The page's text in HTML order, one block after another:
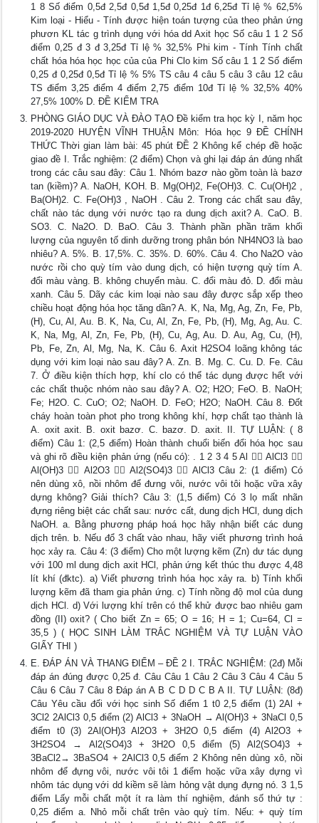
1 8 Số điểm 0,5đ 2,5đ 0,5đ 1,5đ 0,25đ 1đ 6,25đ Tỉ lệ % 62,5%
Kim loại - Hiểu - Tính được hiện toán tượng của theo phản ứng
phươn KL tác g trình dụng với hóa dd Axit học Số câu 1 1 2 Số
điểm 0,25 đ 3 đ 3,25đ Tỉ lệ % 32,5% Phi kim - Tính Tính chất
chất hóa hóa học học của của Phi Clo kim Số câu 1 1 2 Số điểm
0,25 đ 0,25đ 0,5đ Tỉ lệ % 5% TS câu 4 câu 5 câu 3 câu 12 câu
TS điểm 3,25 điểm 4 điểm 2,75 điểm 10đ Tỉ lệ % 32,5% 40%
27,5% 100% D. ĐỀ KIỂM TRA
PHÒNG GIÁO DỤC VÀ ĐÀO TẠO Đề kiểm tra học kỳ I, năm học
2019-2020 HUYỆN VĨNH THUẬN Môn: Hóa học 9 ĐỀ CHÍNH
THỨC Thời gian làm bài: 45 phút ĐỀ 2 Không kể chép đề hoặc
giao đề I. Trắc nghiệm: (2 điểm) Chọn và ghi lại đáp án đúng nhất
trong các câu sau đây: Câu 1. Nhóm bazơ nào gồm toàn là bazơ
tan (kiềm)? A. NaOH, KOH. B. Mg(OH)2, Fe(OH)3. C. Cu(OH)2 ,
Ba(OH)2. C. Fe(OH)3 , NaOH . Câu 2. Trong các chất sau đây,
chất nào tác dụng với nước tạo ra dung dịch axit? A. CaO. B.
SO3. C. Na2O. D. BaO. Câu 3. Thành phần phần trăm khối
lượng của nguyên tố dinh dưỡng trong phân bón NH4NO3 là bao
nhiêu? A. 5%. B. 17,5%. C. 35%. D. 60%. Câu 4. Cho Na2O vào
nước rồi cho quỳ tím vào dung dịch, có hiện tượng quỳ tím A.
đổi màu vàng. B. không chuyển màu. C. đổi màu đỏ. D. đổi màu
xanh. Câu 5. Dãy các kim loại nào sau đây được sắp xếp theo
chiều hoạt động hóa học tăng dần? A. K, Na, Mg, Ag, Zn, Fe, Pb,
(H), Cu, Al, Au. B. K, Na, Cu, Al, Zn, Fe, Pb, (H), Mg, Ag, Au. C.
K, Na, Mg, Al, Zn, Fe, Pb, (H), Cu, Ag, Au. D. Au, Ag, Cu, (H),
Pb, Fe, Zn, Al, Mg, Na, K. Câu 6. Axit H2SO4 loãng không tác
dụng với kim loại nào sau đây? A. Zn. B. Mg. C. Cu. D. Fe. Câu
7. Ở điều kiện thích hợp, khí clo có thể tác dụng được hết với
các chất thuộc nhóm nào sau đây? A. O2; H2O; FeO. B. NaOH;
Fe; H2O. C. CuO; O2; NaOH. D. FeO; H2O; NaOH. Câu 8. Đốt
cháy hoàn toàn phot pho trong không khí, hợp chất tạo thành là
A. oxit axit. B. oxit bazơ. C. bazơ. D. axit. II. TỰ LUẬN: ( 8
điểm) Câu 1: (2,5 điểm) Hoàn thành chuổi biến đổi hóa học sau
và ghi rõ điều kiện phản ứng (nếu có): . 1 2 3 4 5 Al  AlCl3 
Al(OH)3  Al2O3  Al2(SO4)3  AlCl3 Câu 2: (1 điểm) Có
nên dùng xô, nồi nhôm để đưng vôi, nước vôi tôi hoặc vữa xây
dựng không? Giải thích? Câu 3: (1,5 điểm) Có 3 lọ mất nhãn
đựng riêng biệt các chất sau: nước cất, dung dịch HCl, dung dịch
NaOH. a. Bằng phương pháp hoá học hãy nhận biết các dung
dịch trên. b. Nếu đổ 3 chất vào nhau, hãy viết phương trình hoá
học xảy ra. Câu 4: (3 điểm) Cho một lượng kẽm (Zn) dư tác dụng
với 100 ml dung dịch axit HCl, phản ứng kết thúc thu được 4,48
lít khí (đktc). a) Viết phương trình hóa học xảy ra. b) Tính khối
lượng kẽm đã tham gia phản ứng. c) Tính nồng độ mol của dung
dịch HCl. d) Với lượng khí trên có thể khử được bao nhiêu gam
đồng (II) oxit? ( Cho biết Zn = 65; O = 16; H = 1; Cu=64, Cl =
35,5 ) ( HỌC SINH LÀM TRẮC NGHIỆM VÀ TỰ LUẬN VÀO
GIẤY THI )
E. ĐÁP ÁN VÀ THANG ĐIỂM – ĐỀ 2 I. TRẮC NGHIỆM: (2đ) Mỗi
đáp án đúng được 0,25 đ. Câu Câu 1 Câu 2 Câu 3 Câu 4 Câu 5
Câu 6 Câu 7 Câu 8 Đáp án A B C D D C B A II. TỰ LUẬN: (8đ)
Câu Yêu cầu đối với học sinh Số điểm 1 t0 2,5 điểm (1) 2Al +
3Cl2 2AlCl3 0,5 điểm (2) AlCl3 + 3NaOH → Al(OH)3 + 3NaCl 0,5
điểm t0 (3) 2Al(OH)3 Al2O3 + 3H2O 0,5 điểm (4) Al2O3 +
3H2SO4 → Al2(SO4)3 + 3H2O 0,5 điểm (5) Al2(SO4)3 +
3BaCl2→ 3BaSO4 + 2AlCl3 0,5 điểm 2 Không nên dùng xô, nồi
nhôm để đựng vôi, nước vôi tôi 1 điểm hoặc vữa xây dựng vì
nhôm tác dụng với dd kiềm sẽ làm hỏng vật dụng đựng nó. 3 1,5
điểm Lấy mỗi chất một ít ra làm thí nghiệm, đánh số thứ tự :
0,25 điểm a. Nhỏ mỗi chất trên vào quỳ tím. Nếu: + quỳ tím